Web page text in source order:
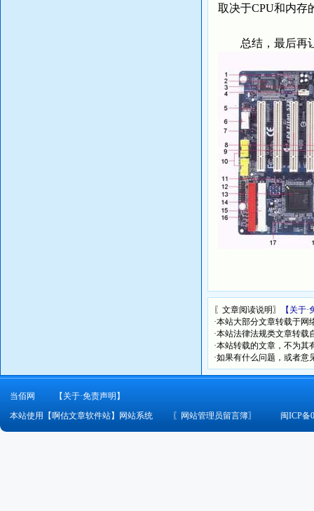
取决于CPU和内存
总结，最后再让
〖文章阅读说明〗
【关于
·本站大部分文章转载于
·本站法律法规类文章转
·本站转载的文章，不为
·如果有什么问题，或者意
当佰网
【关于·免责声明】
本站使用【啊估文章软件站】网站系统
〖 网站管理员留言簿〗 闽ICP备